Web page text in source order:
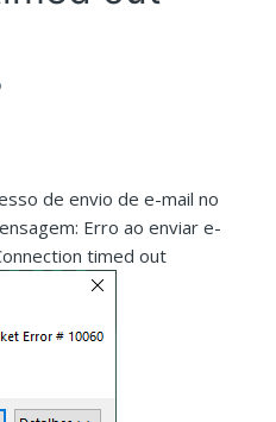
de envio de e-mail no
Erro ao enviar e-
timed out